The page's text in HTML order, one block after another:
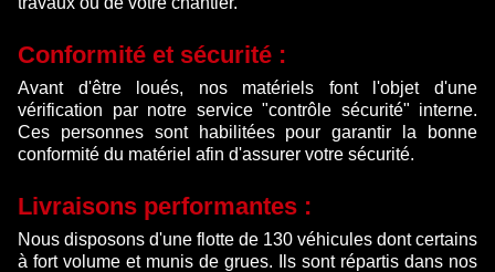
Conformité et sécurité :
Avant d'être loués, nos matériels font l'objet d'une
vérification par notre service "contrôle sécurité" interne.
Ces personnes sont habilitées pour garantir la bonne
conformité du matériel afin d'assurer votre sécurité.
Livraisons performantes :
Nous disposons d'une flotte de 130 véhicules dont certains
à fort volume et munis de grues. Ils sont répartis dans nos